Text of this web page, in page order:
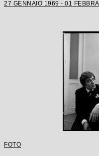
27 GENNAIO 1969 - 01
FOTO